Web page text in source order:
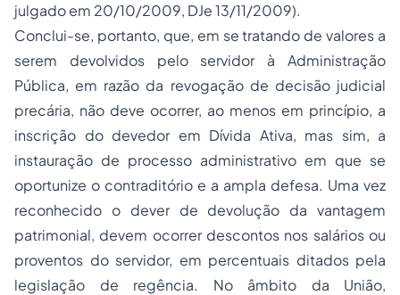
julgado em 20/10/2009, DJe 13/11/2009).
Conclui-se, portanto, que, em se tratando de valores a
serem devolvidos pelo servidor à Administração
Pública, em razão da revogação de decisão judicial
precária, não deve ocorrer, ao menos em princípio, a
inscrição do devedor em Dívida Ativa, mas sim, a
instauração de processo administrativo em que se
oportunize o contraditório e a ampla defesa. Uma vez
reconhecido o dever de devolução da vantagem
patrimonial, devem ocorrer descontos nos salários ou
proventos do servidor, em percentuais ditados pela
legislação de regência. No âmbito da União,